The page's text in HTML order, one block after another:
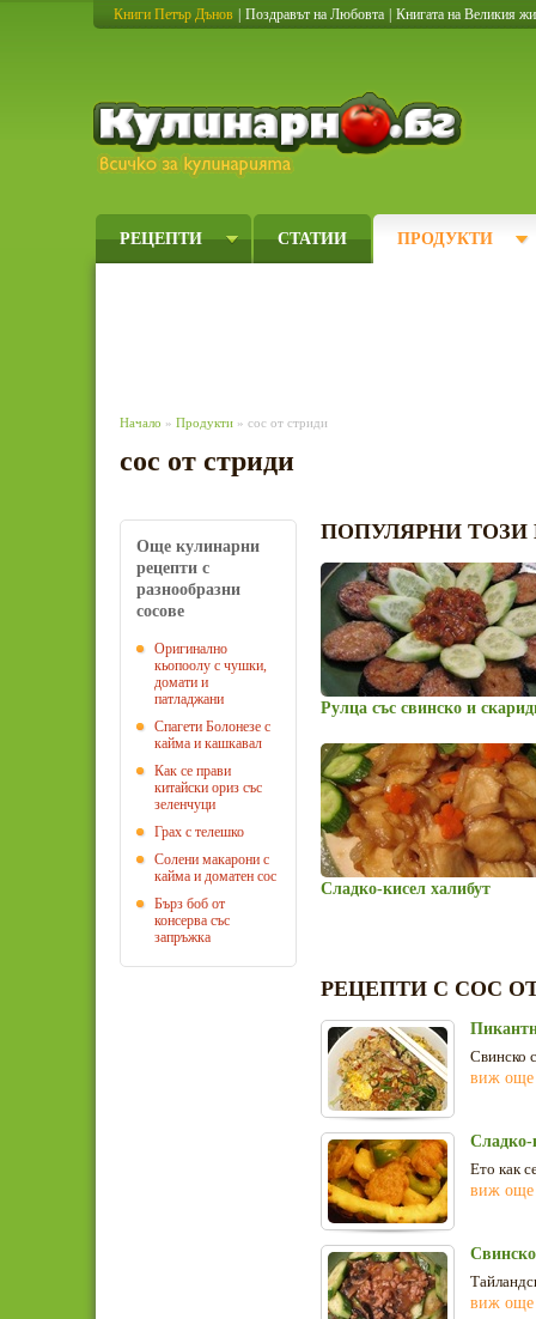
Книги Петър Дънов Поздравът на Любовта Книгата на Великия
РЕЦЕПТИ СТАТИИ ПРОДУКТИ
Начало » Продукти » сос от стриди
сос от стриди
Още кулинарни
рецепти с
разнообразни
сосове
Оригинално
кьопоолу с чушки,
домати и
патладжани
Спагети Болонезе с
кайма и кашкавал
Как се прави
китайски ориз със
зеленчуци
Грах с телешко
Солени макарони с
кайма и доматен сос
Бърз боб от
консерва със
запръжка
ПОПУЛЯРНИ ТОЗИ
Рулца със свинско и
Сладко-кисел халибут
РЕЦЕПТИ С СОС
Свинско
виж още
Сладко-
Ето как
виж още
виж още